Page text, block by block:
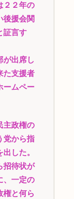
２２年の
後援会関
証言す
が出席し
た支援者
ームペー
主政権の
党から指
した。
招待状が
、一定の
権と何ら